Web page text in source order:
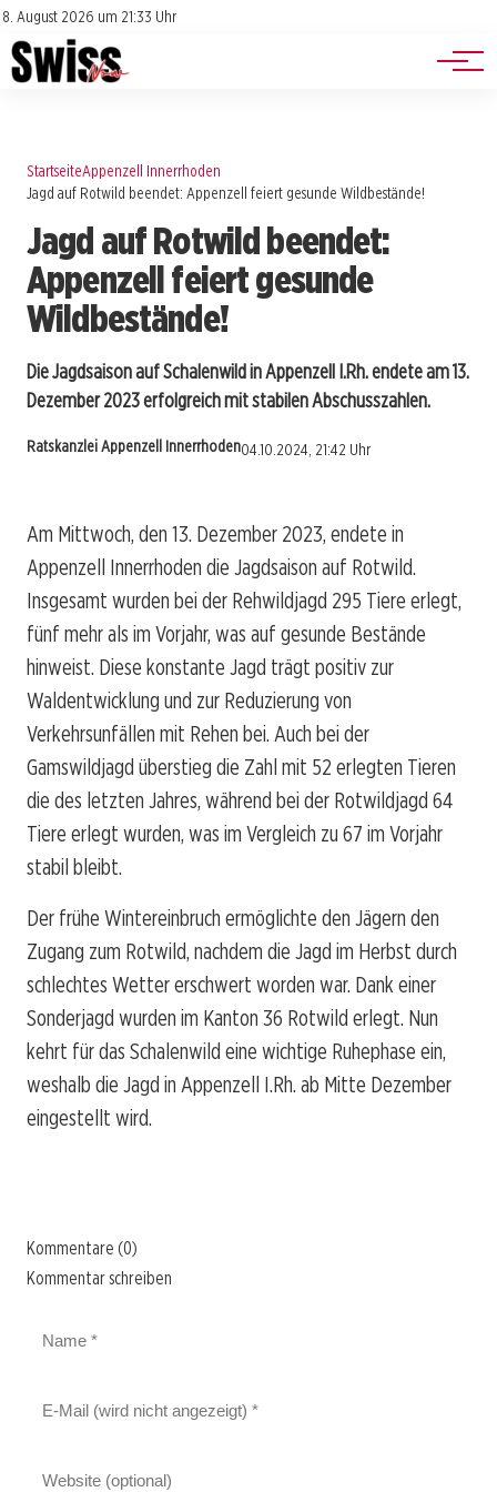
8. August 2026 um 21:33 Uhr
Impressum
Datenschutz
Jobs
Events
StartseiteAppenzell Innerrhoden
Jagd auf Rotwild beendet: Appenzell feiert gesunde Wildbestände!
Jagd auf Rotwild beendet:
Appenzell feiert gesunde
Wildbestände!
Die Jagdsaison auf Schalenwild in Appenzell I.Rh. endete am 13.
Dezember 2023 erfolgreich mit stabilen Abschusszahlen.
Ratskanzlei Appenzell Innerrhoden04.10.2024, 21:42 Uhr
Am Mittwoch, den 13. Dezember 2023, endete in
Appenzell Innerrhoden die Jagdsaison auf Rotwild.
Insgesamt wurden bei der Rehwildjagd 295 Tiere erlegt,
fünf mehr als im Vorjahr, was auf gesunde Bestände
hinweist. Diese konstante Jagd trägt positiv zur
Waldentwicklung und zur Reduzierung von
Verkehrsunfällen mit Rehen bei. Auch bei der
Gamswildjagd überstieg die Zahl mit 52 erlegten Tieren
die des letzten Jahres, während bei der Rotwildjagd 64
Tiere erlegt wurden, was im Vergleich zu 67 im Vorjahr
stabil bleibt.
Der frühe Wintereinbruch ermöglichte den Jägern den
Zugang zum Rotwild, nachdem die Jagd im Herbst durch
schlechtes Wetter erschwert worden war. Dank einer
Sonderjagd wurden im Kanton 36 Rotwild erlegt. Nun
kehrt für das Schalenwild eine wichtige Ruhephase ein,
weshalb die Jagd in Appenzell I.Rh. ab Mitte Dezember
eingestellt wird.
Kommentare (0)
Kommentar schreiben